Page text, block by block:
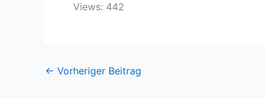
Views: 442
← Vorheriger Beitrag